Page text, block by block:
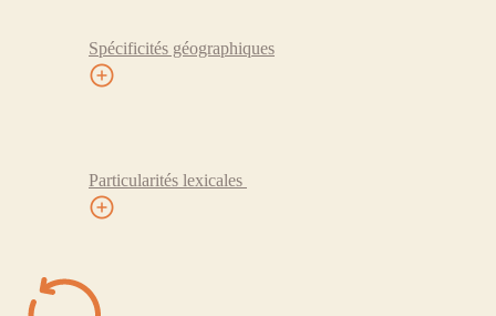
Spécificités géographiques
Particularités lexicales